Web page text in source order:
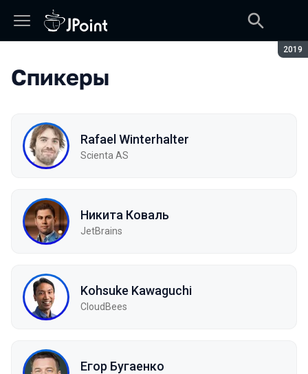
2019
Спикеры
Rafael Winterhalter
Scienta AS
Никита Коваль
JetBrains
Kohsuke Kawaguchi
CloudBees
Егор Бугаенко